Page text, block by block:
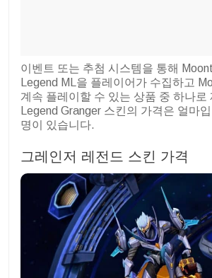
이벤트 또는 추첨 시스템을 통해
Legend ML을 플레이어가 수집하고
계속 플레이할 수 있는 상품 중 하나로
Legend Granger 스킨의 가격은 얼마
명이 있습니다.
그레인저 레전드 스킨 가격